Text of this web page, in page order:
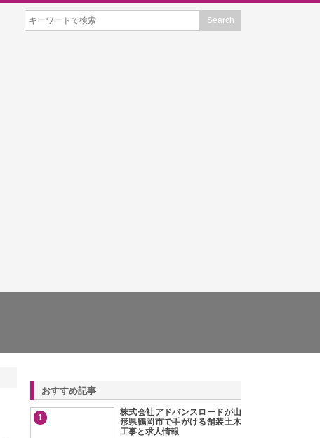
おすすめ記事
1
株式会社アドバンスロードが山
形県鶴岡市で手がける舗装土木
工事と求人情報